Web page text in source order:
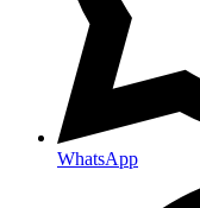
WhatsApp